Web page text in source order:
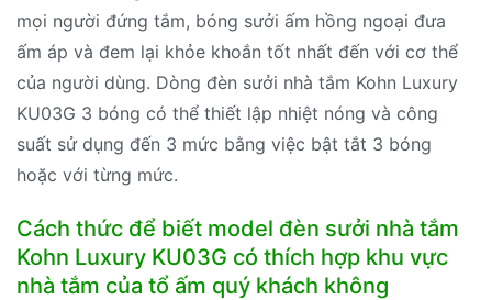
mọi người đứng tắm, bóng sưởi ấm hồng ngoại đưa
ấm áp và đem lại khỏe khoắn tốt nhất đến với cơ thể
của người dùng. Dòng đèn sưởi nhà tắm Kohn Luxury
KU03G 3 bóng có thể thiết lập nhiệt nóng và công
suất sử dụng đến 3 mức bằng việc bật tắt 3 bóng
hoặc với từng mức.
Cách thức để biết model đèn sưởi nhà tắm
Kohn Luxury KU03G có thích hợp khu vực
nhà tắm của tổ ấm quý khách không